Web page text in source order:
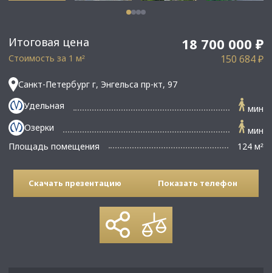
Итоговая цена 18 700 000 ₽
Стоимость за 1 м² 150 684 ₽
Санкт-Петербург г, Энгельса пр-кт, 97
Удельная
мин
Озерки
мин
Площадь помещения
124 м²
Скачать презентацию Показать телефон